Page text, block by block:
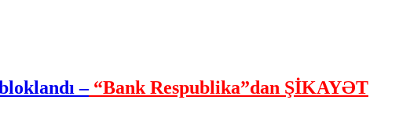
–“Bank Respublika”dan ŞİKAYƏT